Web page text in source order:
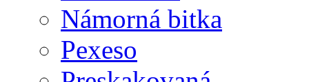
Námorná bitka
Pexeso